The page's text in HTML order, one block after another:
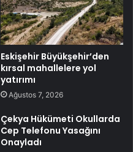
Eskişehir Büyükşehir’den
kırsal mahallelere yol
yatırımı
Ağustos 7, 2026
Çekya Hükümeti Okullarda
Cep Telefonu Yasağını
Onayladı